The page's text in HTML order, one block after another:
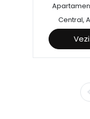
Central,